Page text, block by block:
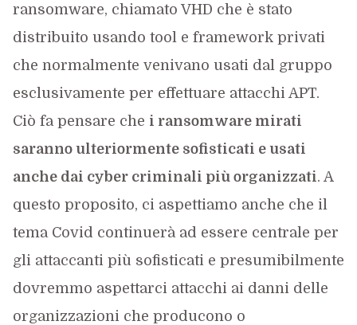
ransomware, chiamato VHD che è stato
distribuito usando tool e framework privati
che normalmente venivano usati dal gruppo
esclusivamente per effettuare attacchi APT.
Ciò fa pensare che i ransomware mirati
saranno ulteriormente sofisticati e usati
anche dai cyber criminali più organizzati. A
questo proposito, ci aspettiamo anche che il
tema Covid continuerà ad essere centrale per
gli attaccanti più sofisticati e presumibilmente
dovremmo aspettarci attacchi ai danni delle
organizzazioni che producono o